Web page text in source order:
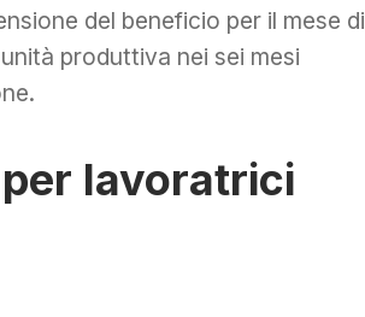
del beneficio per il mese di
produttiva nei sei mesi
lavoratrici